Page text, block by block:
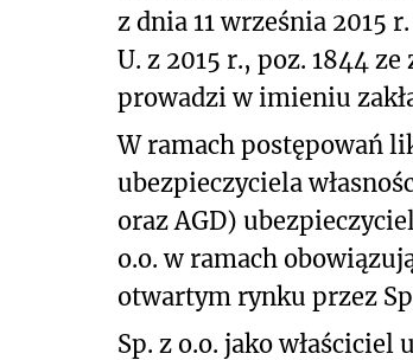
z dnia 11 września 2015
U. z 2015 r., poz. 1844
prowadzi w imieniu
W ramach postępowań
ubezpieczyciela
oraz AGD)
o.o. w ramach
otwartym rynku przez
Sp. z o.o. jako